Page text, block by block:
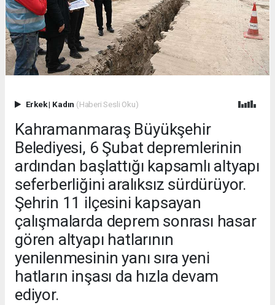
Erkek| Kadın (Haberi Sesli Oku)
Kahramanmaraş Büyükşehir
Belediyesi, 6 Şubat depremlerinin
ardından başlattığı kapsamlı altyapı
seferberliğini aralıksız sürdürüyor.
Şehrin 11 ilçesini kapsayan
çalışmalarda deprem sonrası hasar
gören altyapı hatlarının
yenilenmesinin yanı sıra yeni
hatların inşası da hızla devam
ediyor.